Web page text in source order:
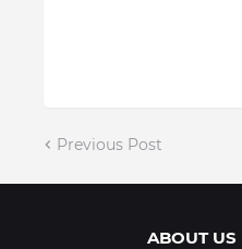
Previous Post
ABOUT US